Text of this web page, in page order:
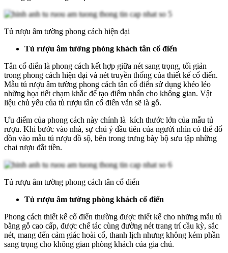
Tủ rượu âm tường phong cách hiện đại
Tủ rượu âm tường phòng khách tân cổ điển
Tân cổ điển là phong cách kết hợp giữa nét sang trọng, tối giản
trong phong cách hiện đại và nét truyền thống của thiết kế cổ điển.
Mẫu tủ rượu âm tường phong cách tân cổ điển sử dụng khéo léo
những họa tiết chạm khắc để tạo điểm nhấn cho không gian. Vật
liệu chủ yếu của tủ rượu tân cổ điển vẫn sẽ là gỗ.
Ưu điểm của phong cách này chính là kích thước lớn của mẫu tủ
rượu. Khi bước vào nhà, sự chú ý đầu tiên của người nhìn có thể đổ
dồn vào mẫu tủ rượu đồ sộ, bên trong trưng bày bộ sưu tập những
chai rượu đắt tiền.
Tủ rượu âm tường phong cách tân cổ điển
Tủ rượu âm tường phòng khách cổ điển
Phong cách thiết kế cổ điển thường được thiết kế cho những mẫu tủ
bằng gỗ cao cấp, được chế tác cùng đường nét trang trí cầu kỳ, sắc
nét, mang đến cảm giác hoài cổ, thanh lịch nhưng không kém phần
sang trọng cho không gian phòng khách của gia chủ.